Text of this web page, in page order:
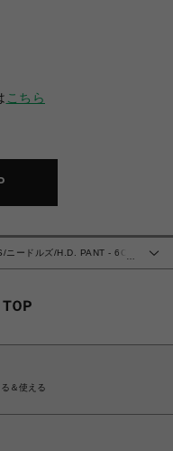
こちら
ニードルズ/H.D. PANT - 6OZ
＆使える